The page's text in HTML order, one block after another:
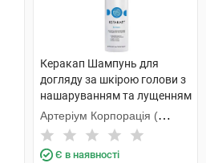
Керакап Шампунь для
догляду за шкірою голови з
нашаруванням та лущенням
250 мл 1 флакон
Артеріум Корпорація (
КМП+Галичфарм)
Є в наявності